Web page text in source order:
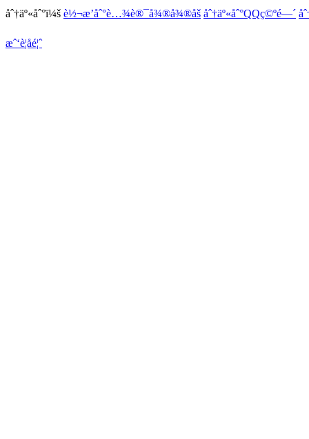
åˆ†äº«åˆ°ï¼š è½¬æ’­åˆ°è…¾è®¯å¾®å¾®åš åˆ†äº«åˆ°QQç©ºé—´
æˆ‘è¦åé¦ˆ